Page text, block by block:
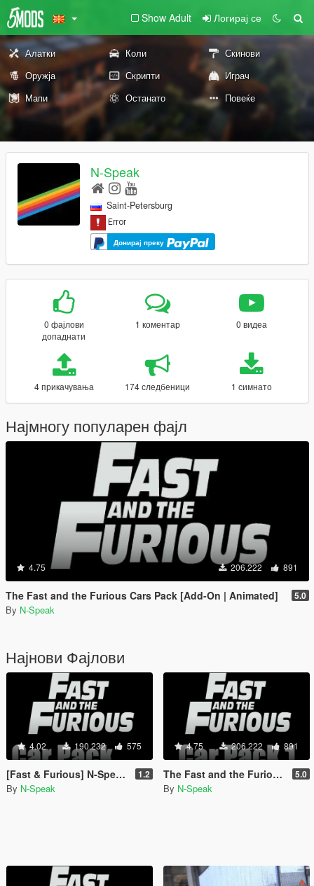
Show Adult Логирај се
Алатки Коли
Скинови
Оружја
Скрипти
Играч
Мапи
Останато Повеќе
N-Speak
Saint-Petersburg
Донирај преку
0 фајлови
допаднати
1 коментар 0 видеа
4 прикачувања 174 следбеници 1 симнато
Најмногу популарен фајл
4.75 206.222 891
The Fast and the Furious Cars Pack [Add-On | Animated] 5.0
By N-Speak
Најнови Фајлови
4.02 190.232 575
[Fast & Furious] N-Speak Car Pack [Add-On OIV] 1.2
By N-Speak
4.75 206.222 891
The Fast and the Furious Cars Pack [Add-On | Animated] 5.0
By N-Speak